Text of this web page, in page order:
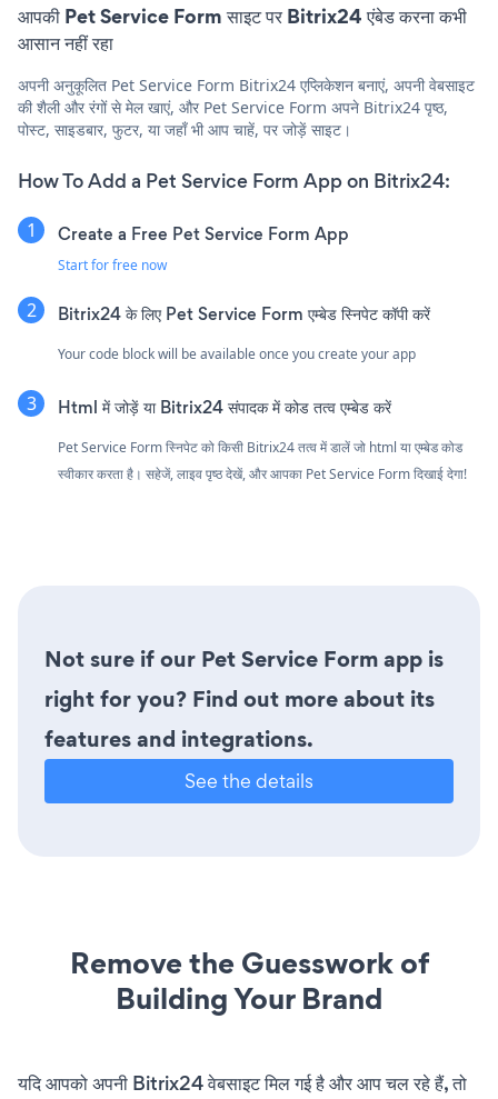
आपकी Pet Service Form साइट पर Bitrix24 एंबेड करना कभी
आसान नहीं रहा
अपनी अनुकूलित Pet Service Form Bitrix24 एप्लिकेशन बनाएं, अपनी वेबसाइट
की शैली और रंगों से मेल खाएं, और Pet Service Form अपने Bitrix24 पृष्ठ,
पोस्ट, साइडबार, फुटर, या जहाँ भी आप चाहें, पर जोड़ें साइट।
How To Add a Pet Service Form App on Bitrix24:
Create a Free Pet Service Form App
Start for free now
Bitrix24 के लिए Pet Service Form एम्बेड स्निपेट कॉपी करें
Your code block will be available once you create your app
Html में जोड़ें या Bitrix24 संपादक में कोड तत्व एम्बेड करें
Pet Service Form स्निपेट को किसी Bitrix24 तत्व में डालें जो html या एम्बेड कोड
स्वीकार करता है। सहेजें, लाइव पृष्ठ देखें, और आपका Pet Service Form दिखाई देगा!
Not sure if our Pet Service Form app is
right for you? Find out more about its
features and integrations.
See the details
Remove the Guesswork of
Building Your Brand
यदि आपको अपनी Bitrix24 वेबसाइट मिल गई है और आप चल रहे हैं, तो